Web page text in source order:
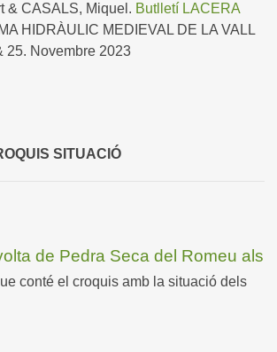
& CASALS, Miquel. Butlletí LACERA
HIDRÀULIC MEDIEVAL DE LA VALL
25. Novembre 2023
SITUACIÓ
de Pedra Seca del Romeu als
conté el croquis amb la situació dels